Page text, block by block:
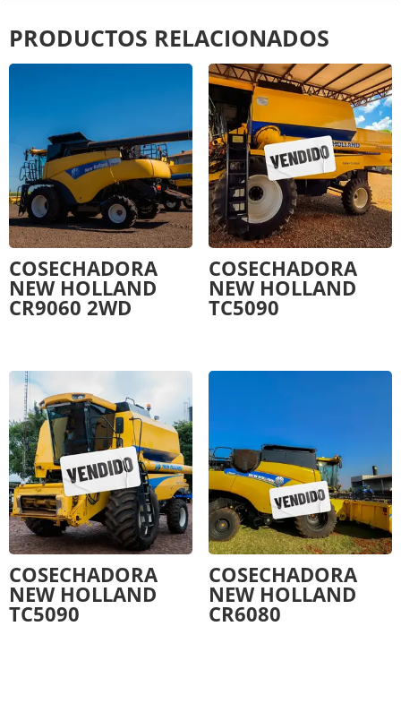
PRODUCTOS RELACIONADOS
COSECHADORA
NEW HOLLAND
CR9060 2WD
COSECHADORA
NEW HOLLAND
TC5090
COSECHADORA
NEW HOLLAND
TC5090
COSECHADORA
NEW HOLLAND
CR6080